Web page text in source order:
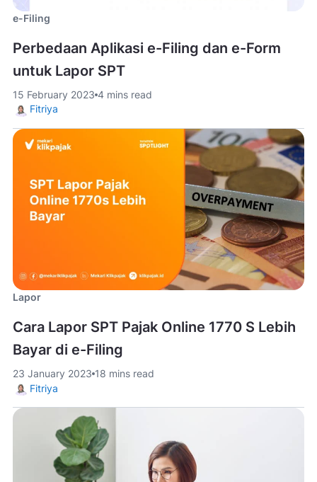
e-Filing
Perbedaan Aplikasi e-Filing dan e-Form
untuk Lapor SPT
15 February 2023 4 mins read
Fitriya
Lapor
Cara Lapor SPT Pajak Online 1770 S Lebih
Bayar di e-Filing
23 January 2023 18 mins read
Fitriya